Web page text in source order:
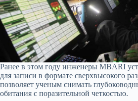
Ранее в этом году инженеры MBARI
для записи в формате сверхвысокого
позволяет ученым снимать
обитания с поразительной четкостью.